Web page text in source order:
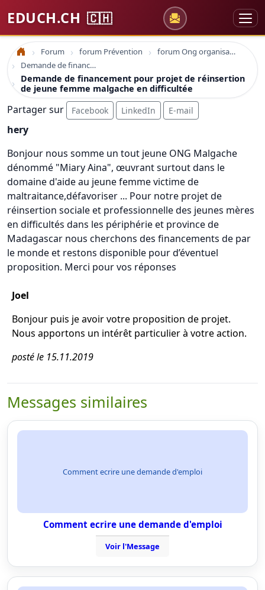
EDUCH.CH 🇨🇭
Accueil Forum forum Prévention
forum Ong organisations
Demande de financement pour projet de réinsertion de jeune femme malgache en difficultée
Demande de financement pour projet de réinsertion
de jeune femme malgache en difficultée
Partager sur Facebook LinkedIn E-mail
hery
Bonjour nous somme un tout jeune ONG Malgache
dénommé "Miary Aina", œuvrant surtout dans le
domaine d'aide au jeune femme victime de
maltraitance,défavoriser ... Pour notre projet de
réinsertion sociale et professionnelle des jeunes mères
en difficultés dans les périphérie et province de
Madagascar nous cherchons des financements de par
le monde et restons disponible pour d’éventuel
proposition. Merci pour vos réponses
Joel
Bonjour puis je avoir votre proposition de projet.
Nous apportons un intérêt particulier à votre action.
posté le 15.11.2019
Messages similaires
Comment ecrire une demande d'emploi
Comment ecrire une demande d'emploi
Voir l'Message